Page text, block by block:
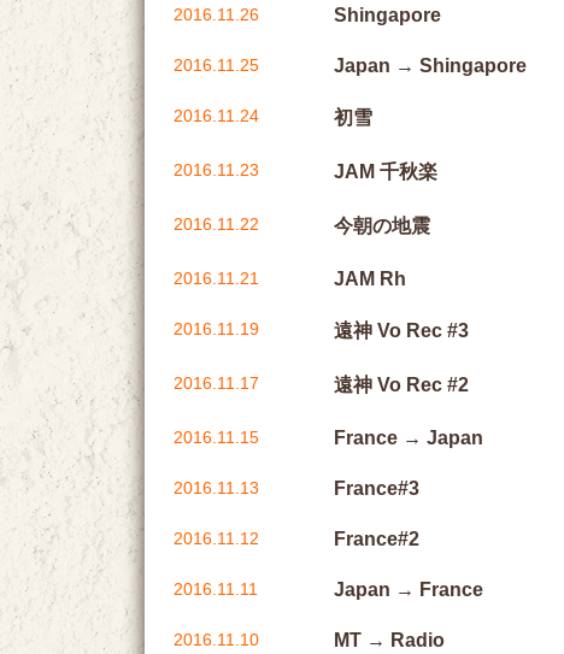
2016.11.26 Shingapore
2016.11.25 Japan → Shingapore
2016.11.24 初雪
2016.11.23 JAM 千秋楽
2016.11.22 今朝の地震
2016.11.21 JAM Rh
2016.11.19 遠神 Vo Rec #3
2016.11.17 遠神 Vo Rec #2
2016.11.15 France → Japan
2016.11.13 France#3
2016.11.12 France#2
2016.11.11 Japan → France
2016.11.10 MT → Radio